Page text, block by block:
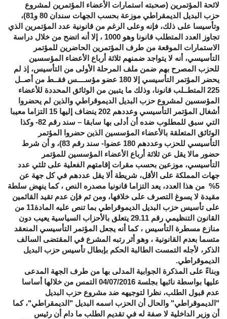
لائحة المؤتمرين (صحبته استمارات الأعضاء المؤتمرين لمشروع
حزب البديل الديمقراطي موزعة بحسب الجهات سندان 80 و81)،
وتأسيسا على ذلك، فإنه وعلى الرغم من قانونية عدد المؤتمرين الذي
تجاوز العدد المتطلب قانونا وهو 1000 ، إلا أنه اتضح من خلال دراسة
الاستمارات الموقعة من طرف المؤتمرين الحاضرين للمؤتمر
التأسيسي، أنه لا يتواجد ضمنهم ثلاثة أرباع الأعضاء المؤسسين
للحزب المصرح بهم ضمن ملف المرحلة الأولى من التأسيس، إذ لم
يحضر المؤتمر التأسيسي إلا 180 عضو مؤســــس فقــط من أصــل
225 المتطــلب قانونا، وذلك ما يتبين من الوثائق المحددة للأعضاء
المؤسسين لمشروع حزب البديل الديموقراطي والذين لم يحضروا
أشغال المؤتمر التأسيسي وعددهم 202 ينضاف إليها 15 التزاما معيبا
التي سبق للمطلوب ضده أن أدلى بها سابقا – سند رقم 82- وكذا
الوثائق المتعلقة بالأعضاء المؤسسين الذين حضروا المؤتمر
التأسيسي للحزب وعددهم 180 عضوا- سند رقم 83)، و أن شرط
حضور مالا يقل عن ثلاثة أرباع الأعضاء المؤسسين للمؤتمر
التأسيسي، موزعين بحسب مقرات إقامتهم الفعلية على ثلثي عدد
جهات المملكة على الأقل، شريطة ألا يقل عددهم في كل جهة عن
5% من هذا العدد، يعد التزاما قانونيا مصدره النص ، كما ينهض سلطة
مقيدة لا يسوغ التصرف على خلافها، ومن ثم فإن عدم تقيد القائمين
على تأسيس حزب البديل الديموقراطي بما تنص عليه المادة11 من
القانون التنظيمي رقم 29.11 يتعلق بالأحزاب السياسية يعيب دون
منازع مسطرة التأسيس ، كما أنه يجعل المؤتمر التأسيسي المنعقد
متسما بعدم القانونية ، وهو أثر رتبه المشرع في المقتضى السالف
الذكر، لأجله التمست الطالبة الحكم بإبطال تأسيس حزب البديل
الديموقراطي.
وبناءً على المذكرة الجوابية المدلى بها من طرف الجهة المدعى
عليها بواسطة نائبها بجلسة 04/07/2016 التمس من خلالها أساسا
عدم قبول الطلب، نظرا لتوجيهه ضد مشروع حزب البديل
"الديموقراطي" والحال أن الحزب اسمه البديل "الديمقراطي"، كما
أن وزير الداخلية لا صفة له في تقديم الطلب ما دام أن رئيس